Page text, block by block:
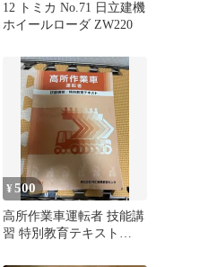
12 トミカ No.71 日立建機
ホイールローダ ZW220
¥500
高所作業車運転者 技能講
習 特別教育テキスト